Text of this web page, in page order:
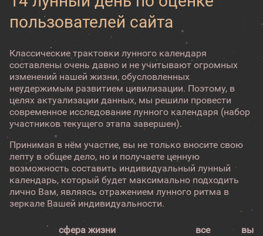
пользователей сайта
Классические трактовки лунного календаря
составлены очень давно и не учитывают огромных
изменений нашей жизни, обусловленных
неудержимым развитием цивилизации. Поэтому, в
целях актуализации данных, мы решили провести
современное исследование лунного календаря (набор
участников текущего этапа завершен).
Принимая в нём участие, вы не только вносите свою
лепту в общее дело, но и получаете ценную
возможность составить индивидуальный лунный
календарь, который будет максимально подходить
лично Вам, являясь отражением лунного ритма в
зеркале Вашей индивидуальности.
сфера жизни все вы